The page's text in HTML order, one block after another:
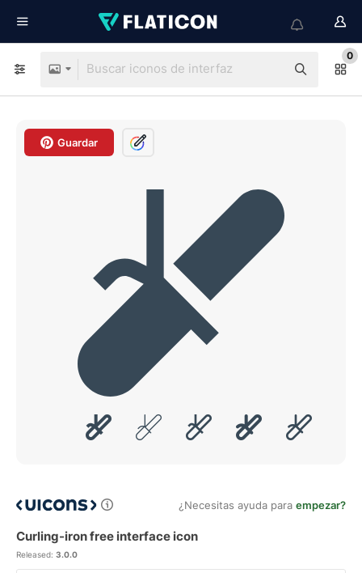
0
Guardar
¿Necesitas ayuda para empezar?
Curling-iron free interface icon
Released: 3.0.0